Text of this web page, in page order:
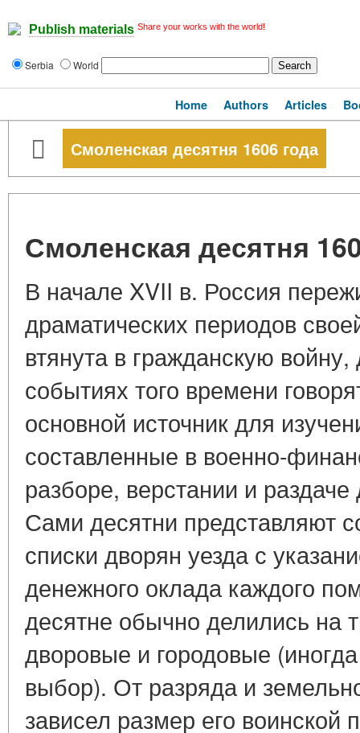
Publish materials Share your works with the world!
Serbia World
Home Authors Articles
Смоленская десятня 1606 года
Смоленская десятня
В начале XVII в. Россия
драматических периодов
втянута в гражданскую
событиях того времени
основной источник для
составленные в военно-
разборе, верстании и
Сами десятни представляют
списки дворян уезда с
денежного оклада каждого
десятне обычно делились на
дворовые и городовые
выбор). От разряда и
зависел размер его воинской